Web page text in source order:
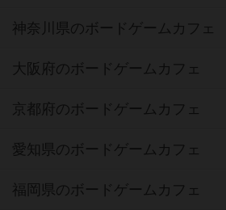
神奈川県のボードゲームカフェ
大阪府のボードゲームカフェ
京都府のボードゲームカフェ
愛知県のボードゲームカフェ
福岡県のボードゲームカフェ